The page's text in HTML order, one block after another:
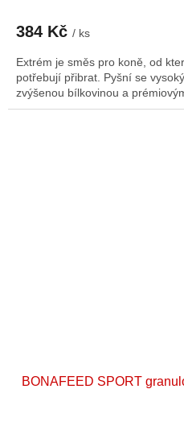
384 Kč / ks
Extrém je směs pro koně, od
potřebují přibrat. Pyšní se
zvýšenou bílkovinou a
BONAFEED SPORT